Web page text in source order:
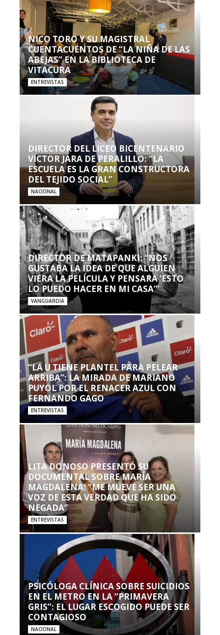
NICO TORO Y SU MAGISTRAL
CUENTACUENTOS DE “LA NIÑA DE LAS
ABEJAS” EN LA BIBLIOTECA DE
VITACURA
ENTREVISTAS
DIRECTOR DEL LICEO BICENTENARIO
VÍCTOR JARA DE PERALILLO: “LA
ESCUELA ES LA GRAN CONSTRUCTORA
DEL TEJIDO SOCIAL”
NACIONAL
DIRECTOR DE MATAPANKI: “NOS
GUSTABA LA IDEA DE QUE ALGUIEN
VIERA LA PELÍCULA Y PENSARA ‘ESTO
LO PUEDO HACER EN MI CASA’”
VANGUARDIA
“LA U TIENE PLANTEL PARA PELEAR
ARRIBA”: LA MIRADA DE MARIANO
PUYOL POR EL RENACER AZUL CON
FERNANDO GAGO
ENTREVISTAS
LITA DONOSO PRESENTÓ SU
DOCUMENTAL SOBRE MARÍA
MAGDALENA: “ME MUEVE SER UNA
VOZ DE ESTA VERDAD QUE HA SIDO
NEGADA”
ENTREVISTAS
PSICÓLOGA CLÍNICA SOBRE SUICIDIOS
EN EL METRO EN LA “PRIMAVERA
GRIS”: EL LUGAR ESCOGIDO PUEDE SER
CONTAGIOSO
NACIONAL